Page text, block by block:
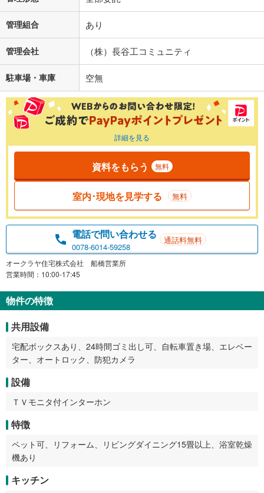
管理組合 あり
管理会社 （株）長谷工コミュニティ
駐車場・車庫 空無
詳細を見る
資料をもらう 無料
室内･現地を見学する 無料
電話で問い合わせる
0078-6014-59258
通話料無料
オークラヤ住宅株式会社 船橋営業所
営業時間：10:00-17:45
物件の特徴
共用設備
宅配ボックスあり、24時間ゴミ出し可、自転車置き場、エレベー
ター、オートロック、防犯カメラ
設備
ＴＶモニタ付インターホン
特徴
ペット可、リフォーム、リビングダイニング15畳以上、浴室乾燥
機あり
キッチン